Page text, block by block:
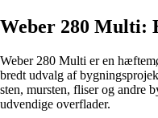
Weber 280 Multi:
Weber 280 Multi er en
bredt udvalg af
sten, mursten, fliser og andre
udvendige overflader.